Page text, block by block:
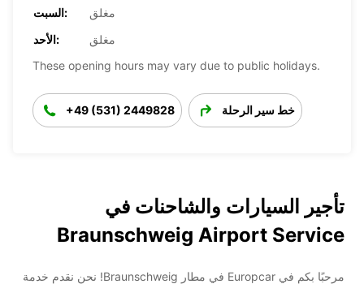
السبت:
مغلق
الأحد:
مغلق
These opening hours may vary due to public holidays.
+49 (531) 2449828 خط سير الرحلة
تأجير السيارات والشاحنات في
Braunschweig Airport Service
مرحبًا بكم في Europcar في مطار Braunschweig! نحن نقدم خدمة